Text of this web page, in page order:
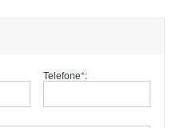
Telefone*: